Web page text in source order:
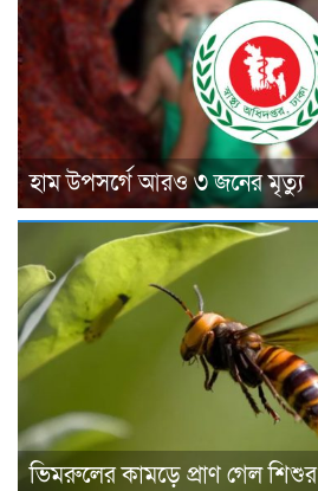
হাম উপসর্গে আরও ৩ জনের মৃত্যু
ভিমরুলের কামড়ে প্রাণ গেল শিশুর